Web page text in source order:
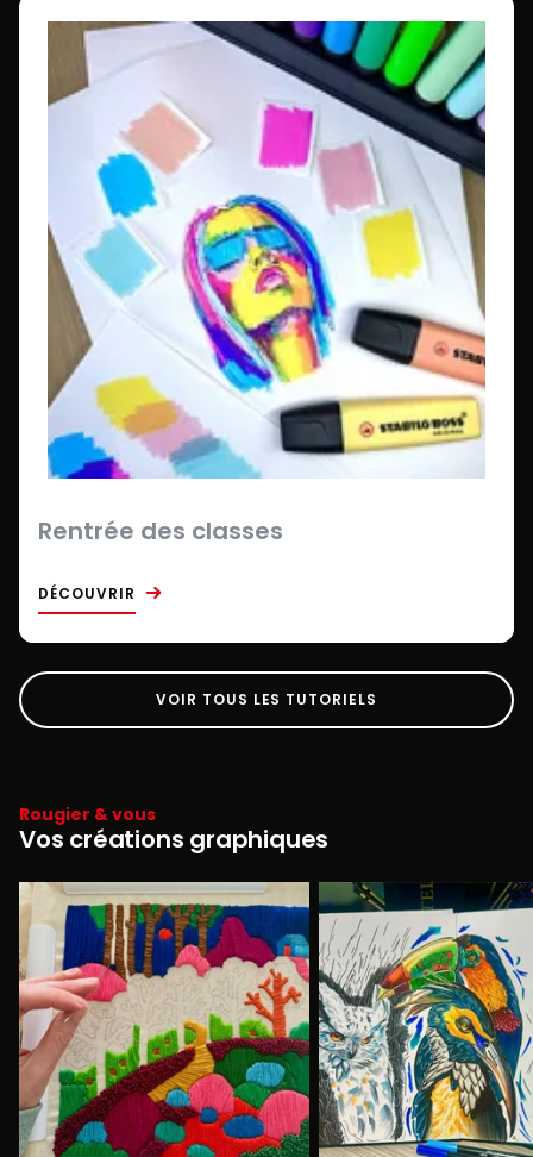
Rentrée des classes
DÉCOUVRIR
VOIR TOUS LES TUTORIELS
Rougier & vous
Vos créations graphiques